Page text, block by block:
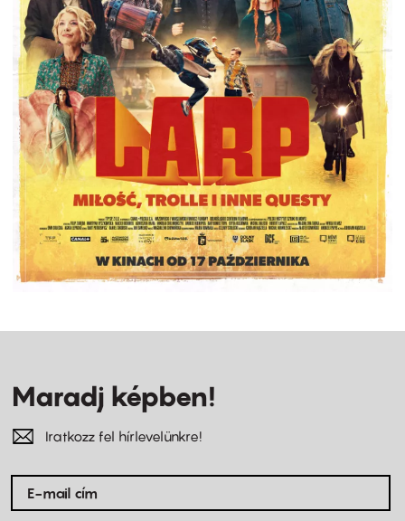
Maradj képben!
Iratkozz fel hírlevelünkre!